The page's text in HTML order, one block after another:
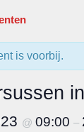
is voorbij.
@ 09:00 –